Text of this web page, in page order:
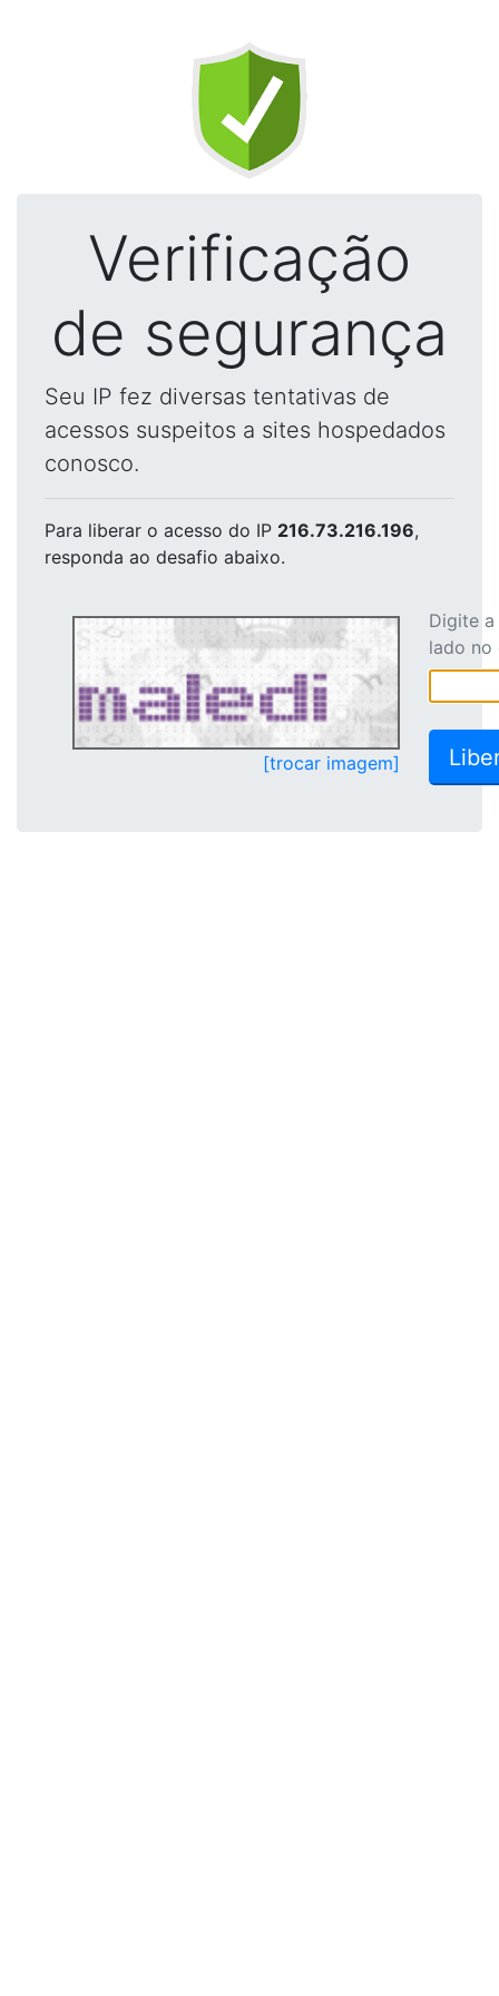
Verificação
de segurança
Seu IP fez diversas tentativas de
acessos suspeitos a sites hospedados
conosco.
Para liberar o acesso do IP 216.73.216.196,
responda ao desafio abaixo.
[trocar imagem]
Digite
lado no